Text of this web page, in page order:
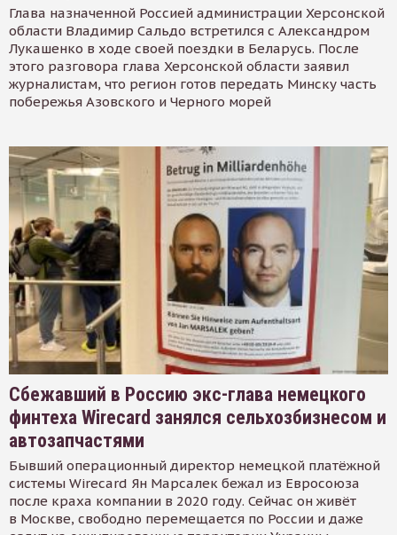
Глава назначенной Россией администрации Херсонской
области Владимир Сальдо встретился с Александром
Лукашенко в ходе своей поездки в Беларусь. После
этого разговора глава Херсонской области заявил
журналистам, что регион готов передать Минску часть
побережья Азовского и Черного морей
Сбежавший в Россию экс-глава немецкого
финтеха Wirecard занялся сельхозбизнесом и
автозапчастями
Бывший операционный директор немецкой платёжной
системы Wirecard Ян Марсалек бежал из Евросоюза
после краха компании в 2020 году. Сейчас он живёт
в Москве, свободно перемещается по России и даже